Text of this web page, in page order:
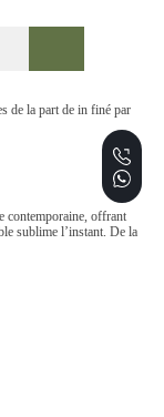
de la part de in finé par
contemporaine, offrant
sublime l’instant. De la